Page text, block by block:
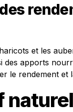
et les
des apports
le rendement et